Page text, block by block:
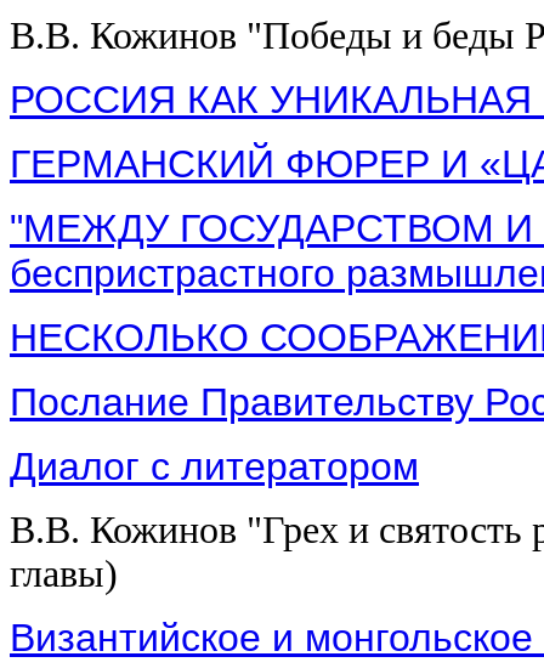
В.В. Кожинов "Победы и беды
РОССИЯ КАК
ГЕРМАНСКИЙ ФЮРЕР И
"МЕЖДУ ГОСУДАРСТВОМ И
беспристрастного
НЕСКОЛЬКО
Послание Правительству
Диалог с литератором
В.В. Кожинов "Грех и святость
главы)
Византийское и